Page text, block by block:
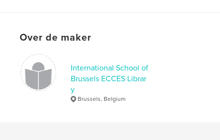
Trefwoorden
Over de maker
International School of
Brussels ECCES Librar
y
Brussels, Belgium